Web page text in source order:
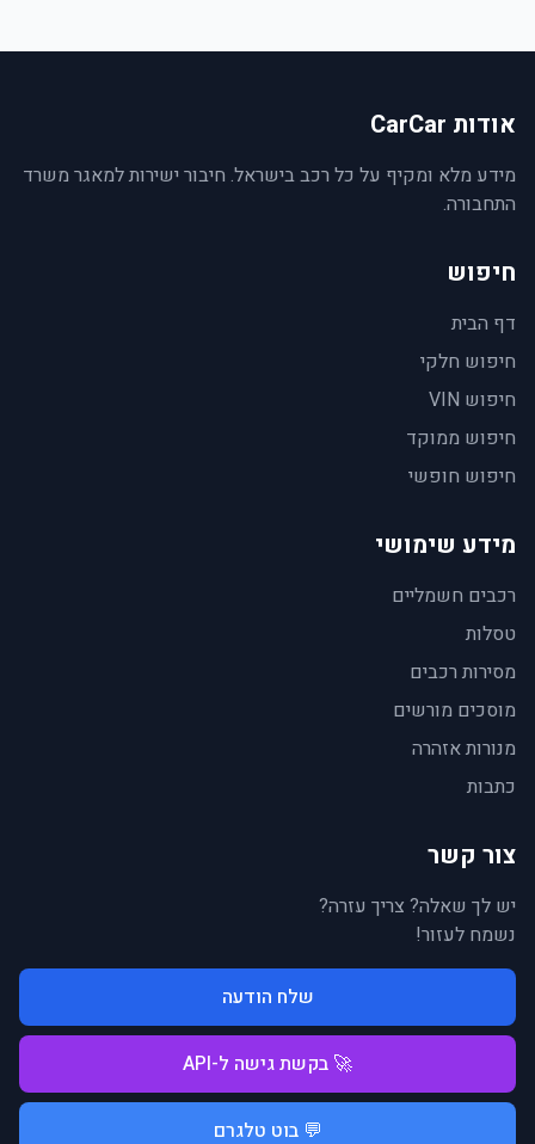
אודות CarCar
מידע מלא ומקיף על כל רכב בישראל. חיבור ישירות למאגר משרד
התחבורה.
חיפוש
דף הבית
חיפוש חלקי
חיפוש VIN
חיפוש ממוקד
חיפוש חופשי
מידע שימושי
רכבים חשמליים
טסלות
מסירות רכבים
מוסכים מורשים
מנורות אזהרה
כתבות
צור קשר
יש לך שאלה? צריך עזרה?
נשמח לעזור!
שלח הודעה
🚀 בקשת גישה ל-API
💬 בוט טלגרם